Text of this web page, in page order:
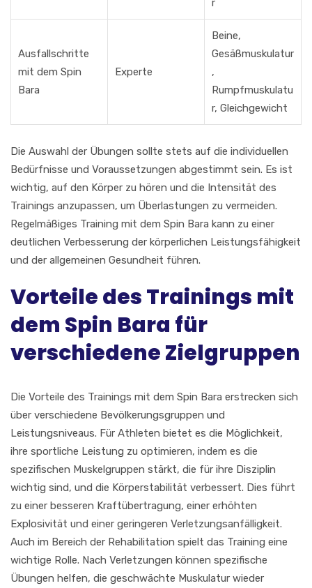
r
Ausfallschritte
mit dem Spin
Bara
Experte
Beine,
Gesäßmuskulatur
,
Rumpfmuskulatu
r, Gleichgewicht
Die Auswahl der Übungen sollte stets auf die individuellen
Bedürfnisse und Voraussetzungen abgestimmt sein. Es ist
wichtig, auf den Körper zu hören und die Intensität des
Trainings anzupassen, um Überlastungen zu vermeiden.
Regelmäßiges Training mit dem Spin Bara kann zu einer
deutlichen Verbesserung der körperlichen Leistungsfähigkeit
und der allgemeinen Gesundheit führen.
Vorteile des Trainings mit
dem Spin Bara für
verschiedene Zielgruppen
Die Vorteile des Trainings mit dem Spin Bara erstrecken sich
über verschiedene Bevölkerungsgruppen und
Leistungsniveaus. Für Athleten bietet es die Möglichkeit,
ihre sportliche Leistung zu optimieren, indem es die
spezifischen Muskelgruppen stärkt, die für ihre Disziplin
wichtig sind, und die Körperstabilität verbessert. Dies führt
zu einer besseren Kraftübertragung, einer erhöhten
Explosivität und einer geringeren Verletzungsanfälligkeit.
Auch im Bereich der Rehabilitation spielt das Training eine
wichtige Rolle. Nach Verletzungen können spezifische
Übungen helfen, die geschwächte Muskulatur wieder